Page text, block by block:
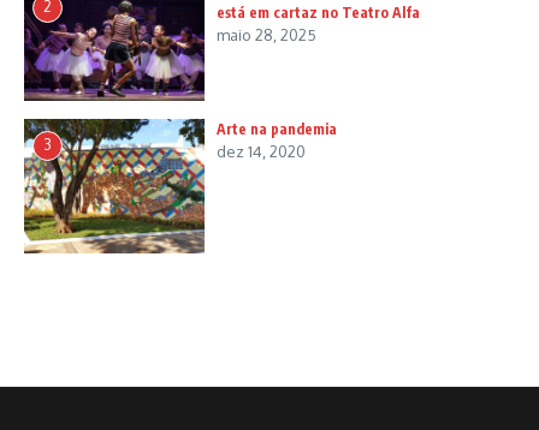
2
está em cartaz no Teatro Alfa
maio 28, 2025
3
Arte na pandemia
dez 14, 2020